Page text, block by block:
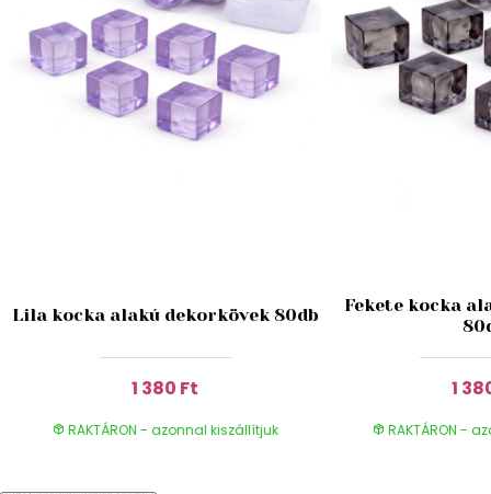
Lila kocka alakú dekorkövek 80db
1 380 Ft
RAKTÁRON - azonnal kiszállítjuk
Fekete kocka
1
RAKTÁRON -